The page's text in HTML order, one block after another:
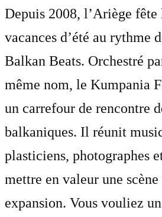
Depuis 2008, l’Ariège fête
vacances d’été au rythme
Balkan Beats. Orchestré
même nom, le Kumpania
un carrefour de rencontre
balkaniques. Il réunit
plasticiens, photographes
mettre en valeur une
expansion. Vous vouliez